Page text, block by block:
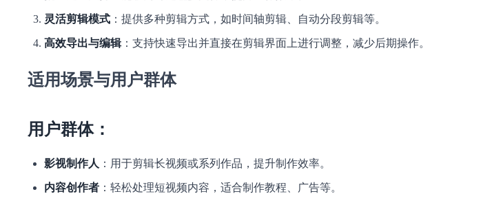
灵活剪辑模式 ：提供多种剪辑方式，如时间轴剪辑、自动分段剪辑等。
高效导出与编辑：支持快速导出并直接在剪辑界面上进行调整，减少后期操作。
适用场景与用户群体
用户群体：
影视制作人 ：用于剪辑长视频或系列作品，提升制作效率。
内容创作者 ：轻松处理短视频内容，适合制作教程、广告等。